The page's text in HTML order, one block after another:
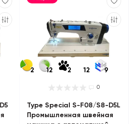
2 12 2 12 9
0
Type Special S-F08/S8-D5L
Промышленная швейная